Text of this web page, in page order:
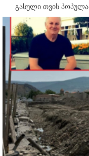
გასული თვის